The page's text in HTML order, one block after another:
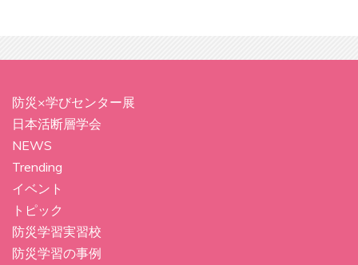
防災×学びセンター展
日本活断層学会
NEWS
Trending
イベント
トピック
防災学習実習校
防災学習の事例